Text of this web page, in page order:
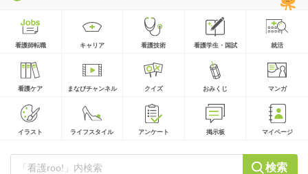
看護師転職 キャリア 看護技術 看護学生・国試 就活
看護ケア まなびチャンネル クイズ おみくじ マンガ
イラスト ライフスタイル アンケート 掲示板 マイページ
検索